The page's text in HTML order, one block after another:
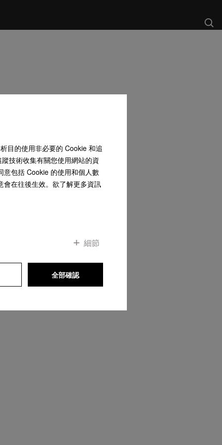
目的使用非必要的 Cookie 和追
技術收集有關您使用網站的資
意包括 Cookie 的使用和個人數
會在往後生效。欲了解更多資訊
細節
全部確認